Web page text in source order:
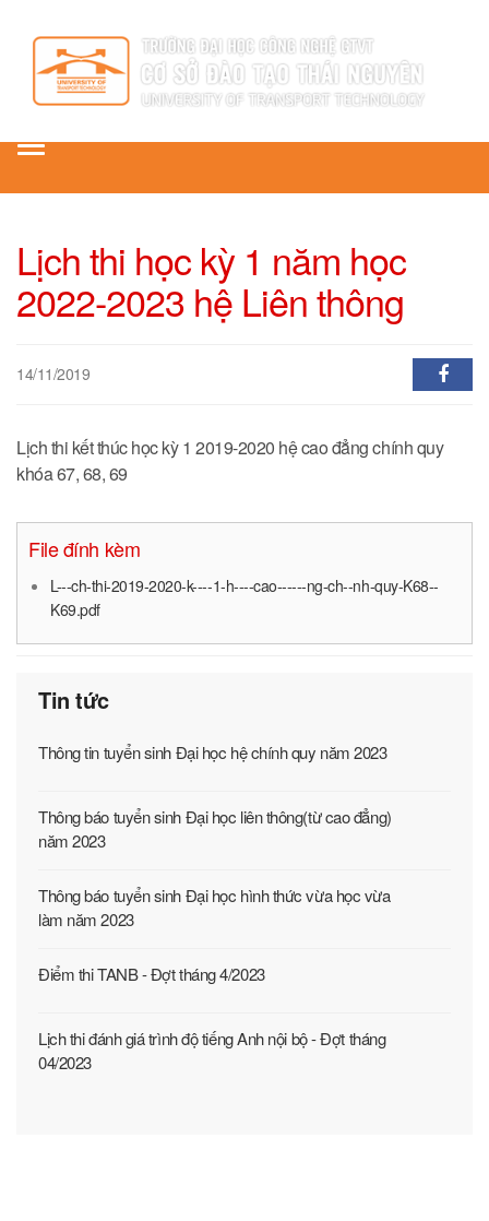
Toggle
Lịch thi học kỳ 1 năm học
2022-2023 hệ Liên thông
14/11/2019
Lịch thi kết thúc học kỳ 1 2019-2020 hệ cao đẳng chính quy
khóa 67, 68, 69
File đính kèm
L---ch-thi-2019-2020-k----1-h----cao------ng-ch--nh-quy-K68--
K69.pdf
Tin tức
Thông tin tuyển sinh Đại học hệ chính quy năm 2023
Thông báo tuyển sinh Đại học liên thông(từ cao đẳng)
năm 2023
Thông báo tuyển sinh Đại học hình thức vừa học vừa
làm năm 2023
Điểm thi TANB - Đợt tháng 4/2023
Lịch thi đánh giá trình độ tiếng Anh nội bộ - Đợt tháng
04/2023